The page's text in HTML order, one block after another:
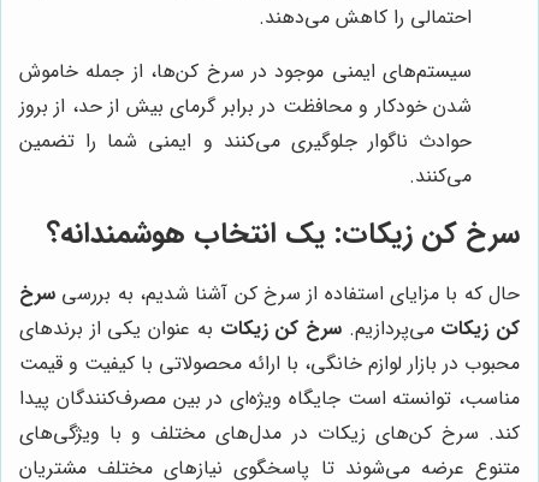
احتمالی را کاهش می‌دهند.
سیستم‌های ایمنی موجود در سرخ کن‌ها، از جمله خاموش
شدن خودکار و محافظت در برابر گرمای بیش از حد، از بروز
حوادث ناگوار جلوگیری می‌کنند و ایمنی شما را تضمین
می‌کنند.
سرخ کن زیکات: یک انتخاب هوشمندانه؟
حال که با مزایای استفاده از سرخ کن آشنا شدیم، به بررسی سرخ
کن زیکات می‌پردازیم.سرخ کن زیکات به عنوان یکی از برندهای
محبوب در بازار لوازم خانگی، با ارائه محصولاتی با کیفیت و قیمت
مناسب، توانسته است جایگاه ویژه‌ای در بین مصرف‌کنندگان پیدا
کند. سرخ کن‌های زیکات در مدل‌های مختلف و با ویژگی‌های
متنوع عرضه می‌شوند تا پاسخگوی نیازهای مختلف مشتریان